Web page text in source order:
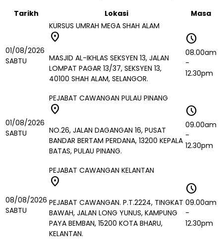
Tarikh
Lokasi Masa
01/08/2026
SABTU
KURSUS UMRAH MEGA SHAH ALAM
location_on
MASJID AL-IKHLAS SEKSYEN 13, JALAN
LOMPAT PAGAR 13/37, SEKSYEN 13,
40100 SHAH ALAM, SELANGOR.
schedule
08.00am
-
12.30pm
01/08/2026
SABTU
PEJABAT CAWANGAN PULAU PINANG
location_on
NO.26, JALAN DAGANGAN 16, PUSAT
BANDAR BERTAM PERDANA, 13200 KEPALA
BATAS, PULAU PINANG.
schedule
09.00am
-
12.30pm
08/08/2026
SABTU
PEJABAT CAWANGAN KELANTAN
location_on
PEJABAT CAWANGAN. P.T.2224, TINGKAT
BAWAH, JALAN LONG YUNUS, KAMPUNG
PAYA BEMBAN, 15200 KOTA BHARU,
KELANTAN.
schedule
09.00am
-
12.30pm